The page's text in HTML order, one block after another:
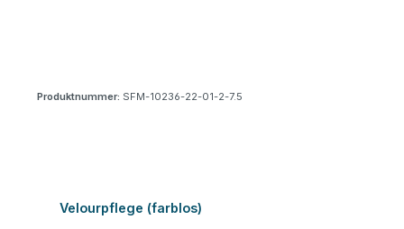
Produktnummer: SFM-10236-22-01-2-7.5
Produktgalerie überspringen
Velourpflege (farblos)